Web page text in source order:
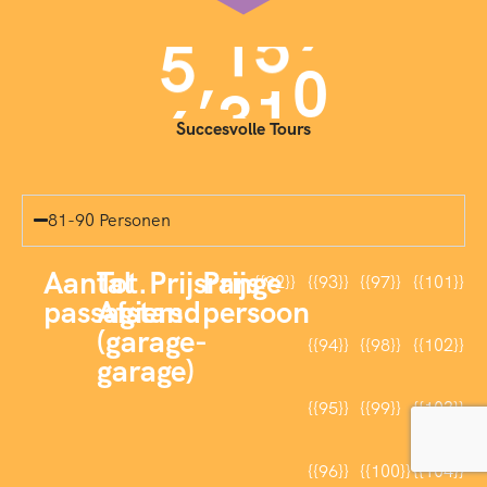
7,000
Succesvolle Tours
81-90 Personen
Aantal
passagiers
Tot.
Afstand
(garage-
garage)
Prijsrange
Prijs
persoon
{{92}} {{93}}
{{94}}
{{95}}
{{96}}
{{97}}
{{98}}
{{99}}
{{100}}
{{101}}
{{102}}
{{103}}
{{104}}
3
4
5
7
8